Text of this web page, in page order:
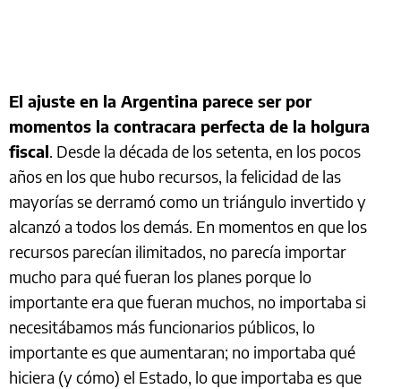
El ajuste en la Argentina parece ser por
momentos la contracara perfecta de la holgura
fiscal. Desde la década de los setenta, en los pocos
años en los que hubo recursos, la felicidad de las
mayorías se derramó como un triángulo invertido y
alcanzó a todos los demás. En momentos en que los
recursos parecían ilimitados, no parecía importar
mucho para qué fueran los planes porque lo
importante era que fueran muchos, no importaba si
necesitábamos más funcionarios públicos, lo
importante es que aumentaran; no importaba qué
hiciera (y cómo) el Estado, lo que importaba es que